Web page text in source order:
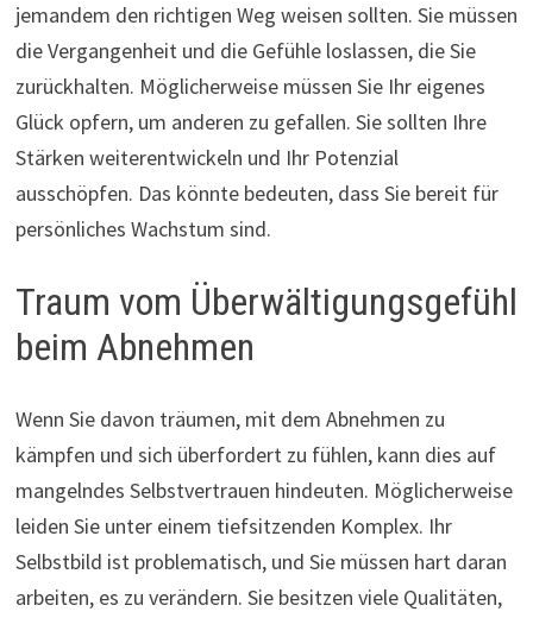
jemandem den richtigen Weg weisen sollten. Sie müssen
die Vergangenheit und die Gefühle loslassen, die Sie
zurückhalten. Möglicherweise müssen Sie Ihr eigenes
Glück opfern, um anderen zu gefallen. Sie sollten Ihre
Stärken weiterentwickeln und Ihr Potenzial
ausschöpfen. Das könnte bedeuten, dass Sie bereit für
persönliches Wachstum sind.
Traum vom Überwältigungsgefühl
beim Abnehmen
Wenn Sie davon träumen, mit dem Abnehmen zu
kämpfen und sich überfordert zu fühlen, kann dies auf
mangelndes Selbstvertrauen hindeuten. Möglicherweise
leiden Sie unter einem tiefsitzenden Komplex. Ihr
Selbstbild ist problematisch, und Sie müssen hart daran
arbeiten, es zu verändern. Sie besitzen viele Qualitäten,